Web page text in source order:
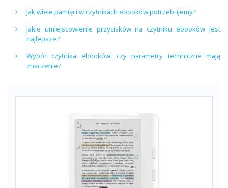
Jak wiele pamięci w czytnikach ebooków potrzebujemy?
Jakie umiejscowienie przycisków na czytniku ebooków jest
najlepsze?
Wybór czytnika ebooków: czy parametry techniczne mają
znaczenie?